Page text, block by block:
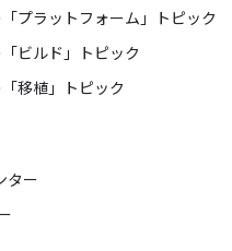
プラットフォーム」トピック
ビルド」トピック
移植」トピック
ター